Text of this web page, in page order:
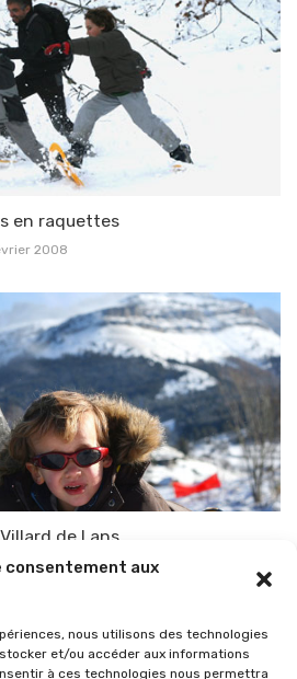
consentement aux
nous utilisons des technologies
et/ou accéder aux informations
à ces technologies nous permettra
en raquettes
2008
de Lans
2008